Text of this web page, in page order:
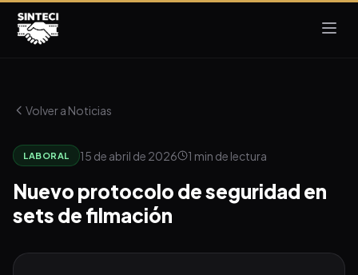
Volver a Noticias
LABORAL 15 de abril de 2026 1 min de lectura
Nuevo protocolo de seguridad en
sets de filmación